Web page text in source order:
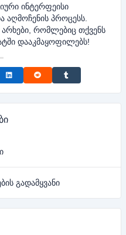
ინტერფეისი
აღმოჩენის პროცესს.
რომლებიც თქვენს
დააკმაყოფილებს!
Pinterest
Share on LinkedIn
Share on RedditShare on Tumblr
გადამყვანი